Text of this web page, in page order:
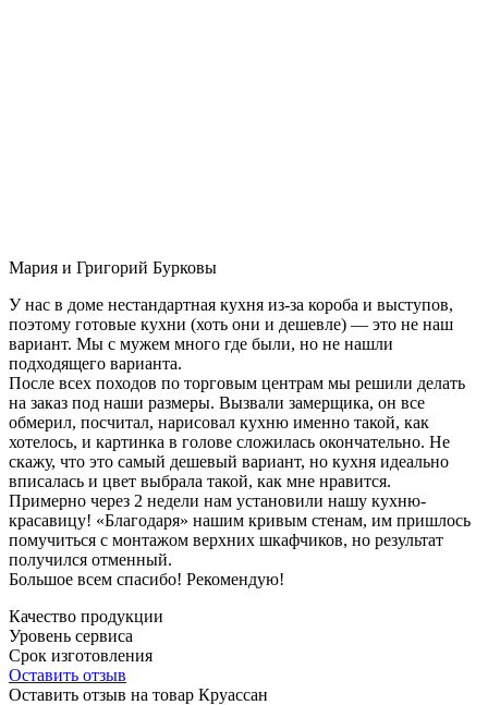
Мария и Григорий Бурковы
У нас в доме нестандартная кухня из-за короба и выступов,
поэтому готовые кухни (хоть они и дешевле) — это не наш
вариант. Мы с мужем много где были, но не нашли
подходящего варианта.
После всех походов по торговым центрам мы решили делать
на заказ под наши размеры. Вызвали замерщика, он все
обмерил, посчитал, нарисовал кухню именно такой, как
хотелось, и картинка в голове сложилась окончательно. Не
скажу, что это самый дешевый вариант, но кухня идеально
вписалась и цвет выбрала такой, как мне нравится.
Примерно через 2 недели нам установили нашу кухню-
красавицу! «Благодаря» нашим кривым стенам, им пришлось
помучиться с монтажом верхних шкафчиков, но результат
получился отменный.
Большое всем спасибо! Рекомендую!
Качество продукции
Уровень сервиса
Срок изготовления
Оставить отзыв
Оставить отзыв на товар Круассан